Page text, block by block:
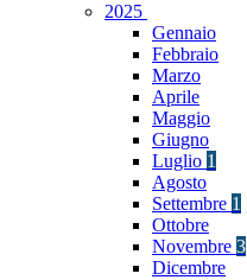
2025
Gennaio
Febbraio
Marzo
Aprile
Maggio
Giugno
Luglio 1
Agosto
Settembre 1
Ottobre
Novembre 3
Dicembre